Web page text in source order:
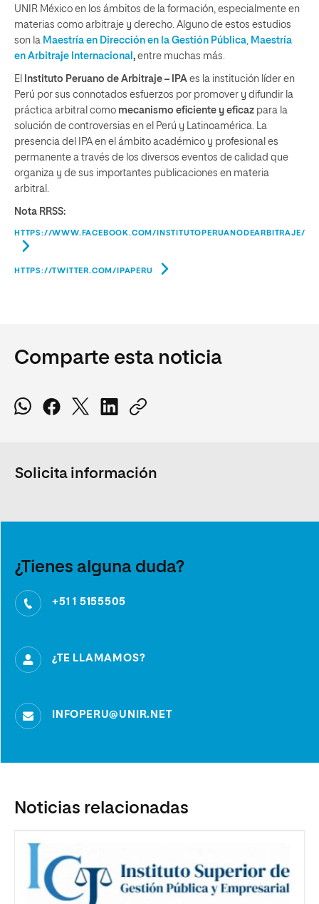
UNIR México en los ámbitos de la formación, especialmente en
materias como arbitraje y derecho. Alguno de estos estudios
son la Maestría en Dirección en la Gestión Pública, Maestría
en Arbitraje Internacional , entre muchas más.
El Instituto Peruano de Arbitraje – IPA es la institución líder en
Perú por sus connotados esfuerzos por promover y difundir la
práctica arbitral como mecanismo eficiente y eficaz para la
solución de controversias en el Perú y Latinoamérica. La
presencia del IPA en el ámbito académico y profesional es
permanente a través de los diversos eventos de calidad que
organiza y de sus importantes publicaciones en materia
arbitral.
Nota RRSS:
HTTPS://WWW.FACEBOOK.COM/INSTITUTOPERUANODEARBITRAJE/
HTTPS://TWITTER.COM/IPAPERU
Comparte esta noticia
Solicita información
¿Tienes alguna duda?
+51 1 5155505
¿TE LLAMAMOS?
INFOPERU@UNIR.NET
Noticias relacionadas